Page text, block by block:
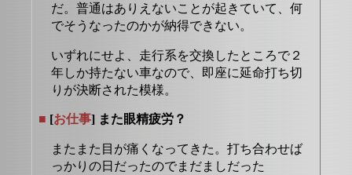
だ。普通はありえないことが起きていて、何
でそうなったのかが納得できない。
いずれにせよ、走行系を交換したところで２
年しか持たない車なので、即座に延命打ち切
りが決断された模様。
■ [お仕事] また眼精疲労？
またまた目が痛くなってきた。打ち合わせば
っかりの日だったのでまだましだった